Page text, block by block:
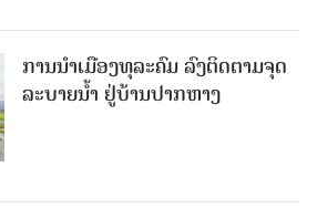
ການນໍາເມືອງທຸລະຄົມ ລົງຕິດຕາມຈຸດ
ລະບາຍນໍ້າ ຢູ່ບ້ານປາກຫາງ